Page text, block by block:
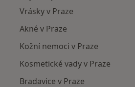
Vrásky v Praze
Akné v Praze
Kožní nemoci v Praze
Kosmetické vady v Praze
Bradavice v Praze